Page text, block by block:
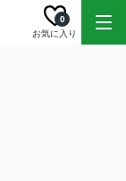
お気に入り
0